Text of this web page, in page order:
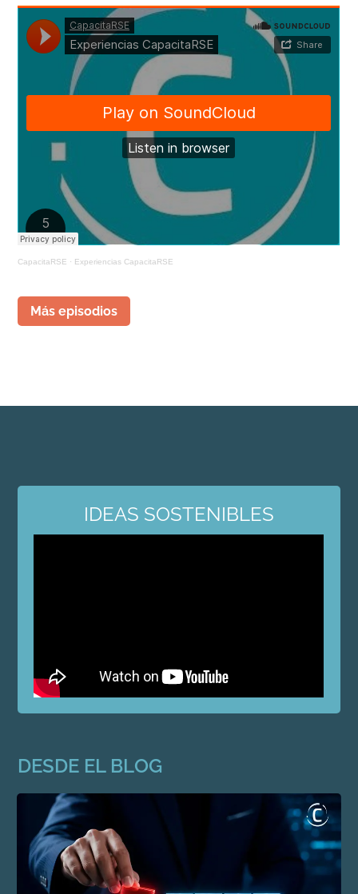
CapacitaRSE · Experiencias CapacitaRSE
Más episodios
IDEAS SOSTENIBLES
DESDE EL BLOG